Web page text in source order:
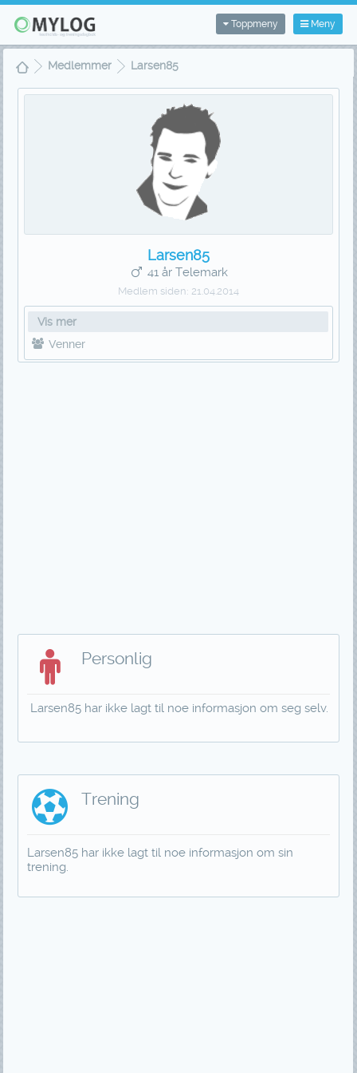
Meny
Toppmeny
Medlemmer Larsen85
Larsen85
41 år Telemark
Medlem siden: 21.04.2014
Vis mer
Venner
Personlig
Larsen85 har ikke lagt til noe informasjon om seg selv.
Trening
Larsen85 har ikke lagt til noe informasjon om sin
trening.